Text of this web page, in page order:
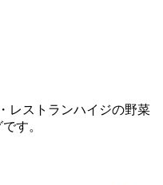
レストランハイジの野菜
す。